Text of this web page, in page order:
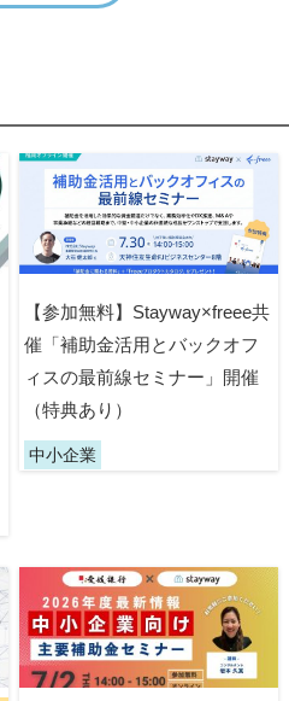
【参加無料】Stayway×freee共
催「補助金活用とバックオフ
ィスの最前線セミナー」開催
（特典あり）
中小企業